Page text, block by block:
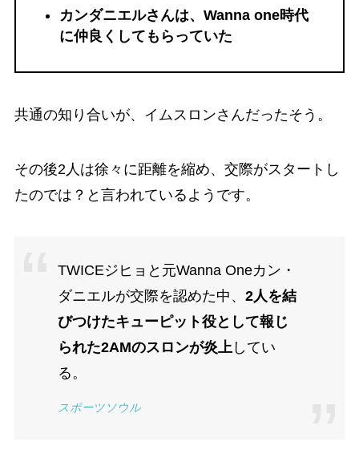
カンダニエルさんは、Wanna one時代
に仲良くしてもらっていた
共通の知り合いが、イムスロンさんだったそう。
その後2人は徐々に距離を縮め、交際がスタートし
たのでは？と言われているようです。
TWICEジヒョと元Wanna Oneカン・
ダニエルが交際を認めた中、 2人を結
びつけたキューピット役として報じ
られた2AMのスロンが炎上してい
る。
スポーツソウル